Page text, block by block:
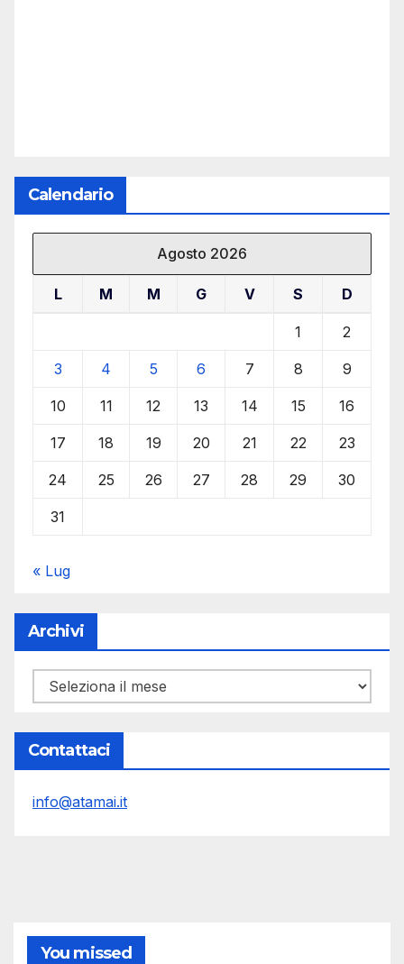
Calendario
Agosto 2026
L M M G V S D
1 2
3 4 5 6 7 8 9
10 11 12 13 14 15 16
17 18 19 20 21 22 23
24 25 26 27 28 29 30
31
« Lug
Archivi
Archivi
Contattaci
info@atamai.it
You missed